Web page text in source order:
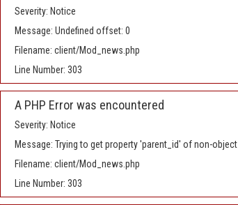
Severity: Notice
Message: Undefined offset: 0
Filename: client/Mod_news.php
Line Number: 303
A PHP Error was encountered
Severity: Notice
Message: Trying to get property 'parent_id' of non-object
Filename: client/Mod_news.php
Line Number: 303